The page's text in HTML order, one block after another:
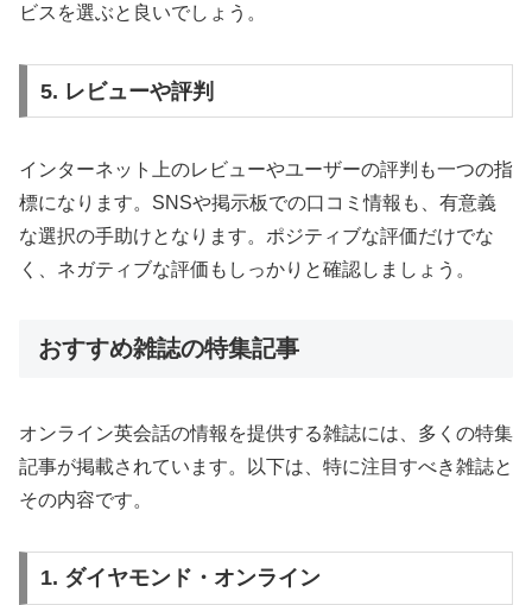
ビスを選ぶと良いでしょう。
5. レビューや評判
インターネット上のレビューやユーザーの評判も一つの指
標になります。SNSや掲示板での口コミ情報も、有意義
な選択の手助けとなります。ポジティブな評価だけでな
く、ネガティブな評価もしっかりと確認しましょう。
おすすめ雑誌の特集記事
オンライン英会話の情報を提供する雑誌には、多くの特集
記事が掲載されています。以下は、特に注目すべき雑誌と
その内容です。
1. ダイヤモンド・オンライン